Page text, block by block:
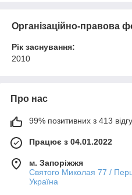
Організаційно-правова
Рік заснування:
2010
Про нас
99% позитивних з 413
Працює з 04.01.2022
м. Запоріжжя
Святого Миколая 77 /
Україна